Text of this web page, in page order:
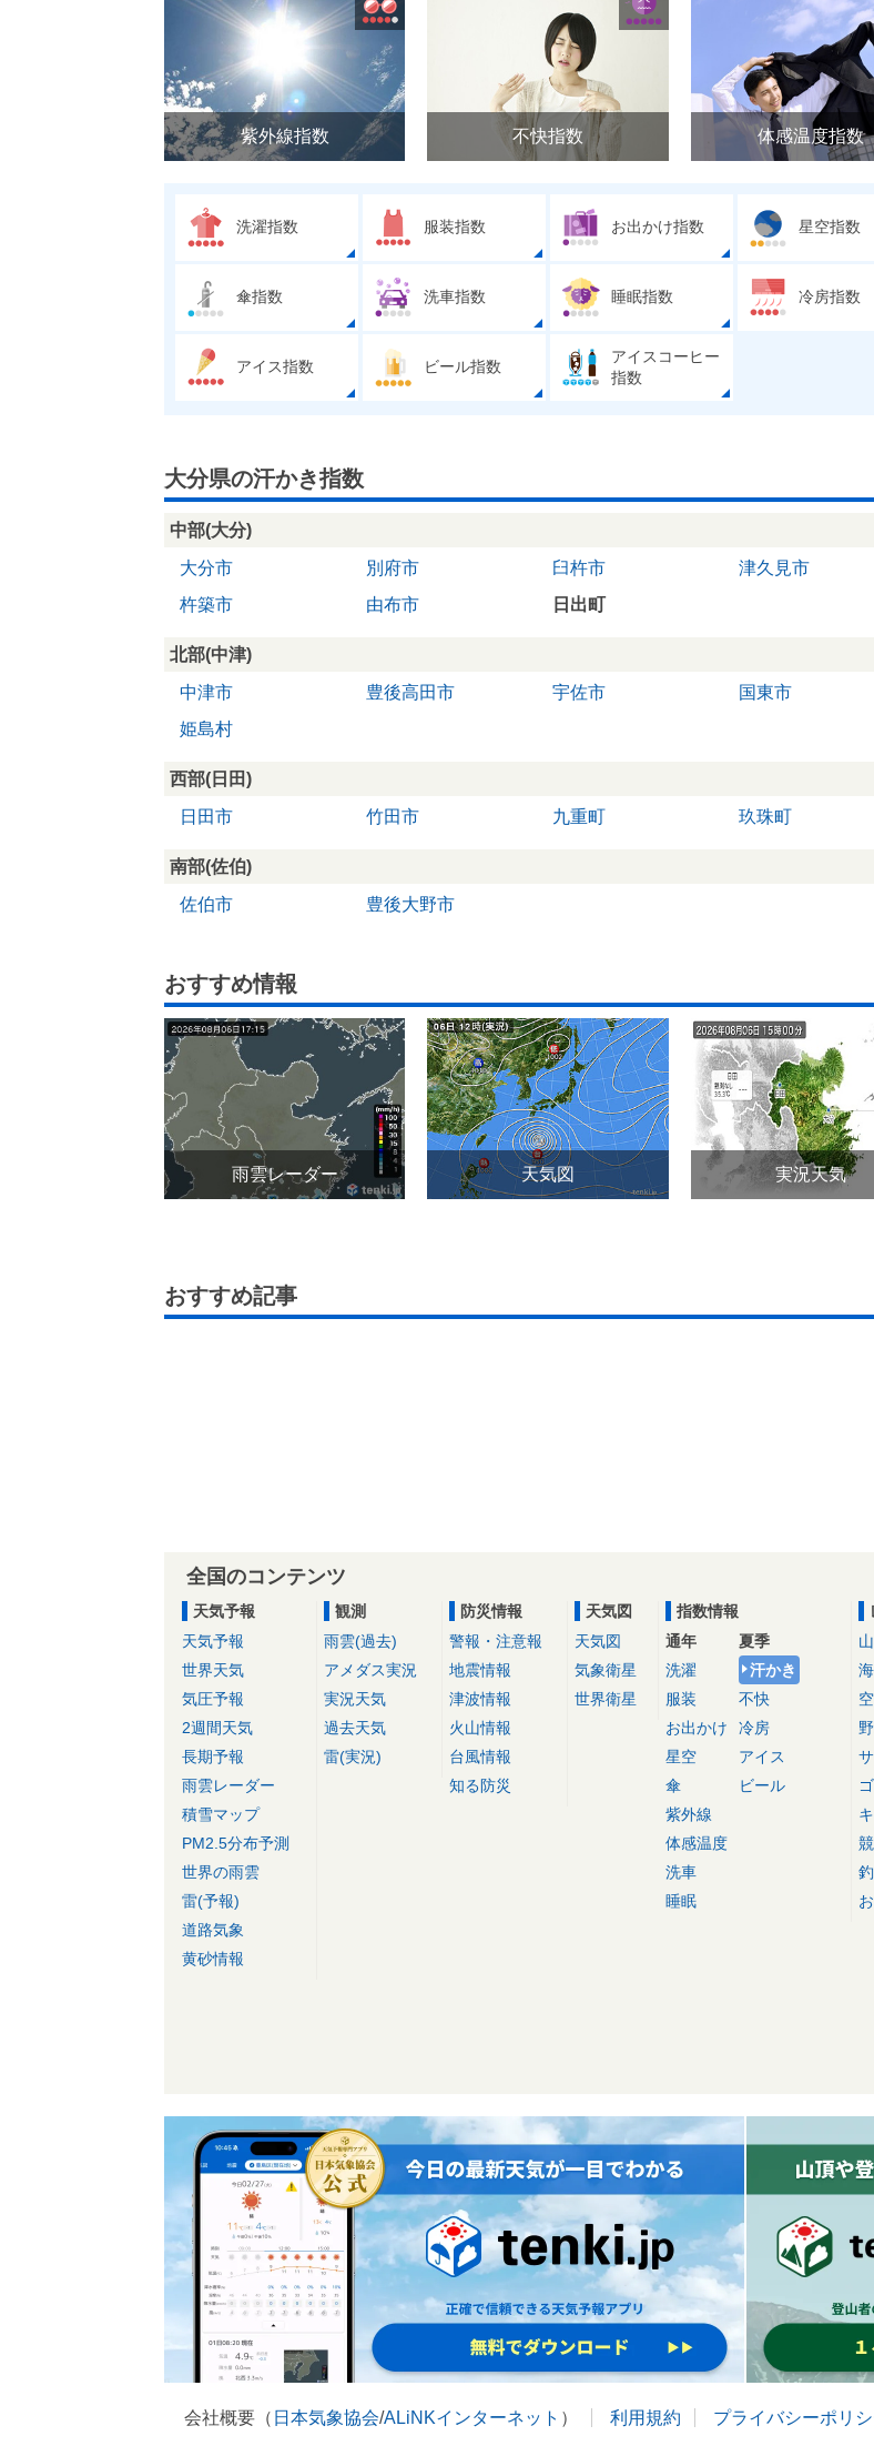
紫外線指数 不快指数 体感温度指数
洗濯指数 服装指数 お出かけ指数 星空指数
傘指数 洗車指数 睡眠指数 冷房指数
アイス指数 ビール指数
アイスコーヒー
指数
大分県の汗かき指数
中部(大分)
大分市
別府市 臼杵市
津久見市
杵築市
由布市 日出町
北部(中津)
中津市
豊後高田市 宇佐市
国東市
姫島村
西部(日田)
日田市
竹田市 九重町 玖珠町
南部(佐伯)
佐伯市
豊後大野市
おすすめ情報
雨雲レーダー 天気図 実況天気
おすすめ記事
全国のコンテンツ
天気予報
天気予報
世界天気
気圧予報
2週間天気
長期予報
雨雲レーダー
積雪マップ
PM2.5分布予測
世界の雨雲
雷(予報)
道路気象
黄砂情報
観測
雨雲(過去)
アメダス実況
実況天気
過去天気
雷(実況)
防災情報
警報・注意報
地震情報
津波情報
火山情報
台風情報
知る防災
天気図
天気図
気象衛星
世界衛星
指数情報
通年
洗濯
服装
お出かけ
星空
傘
紫外線
体感温度
洗車
睡眠
夏季
汗かき
不快
冷房
アイス
ビール
会社概要（ 日本気象協会/ALiNKインターネット ） 利用規約 プライバシーポリ